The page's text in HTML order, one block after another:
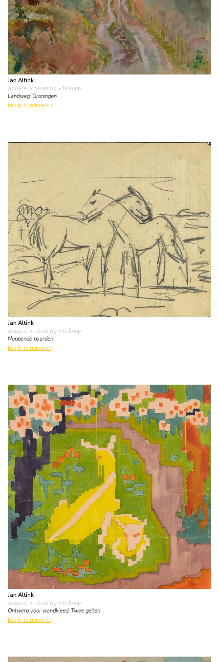
Jan Altink
aquarel • tekening • te koop
Landweg, Groningen
bekijk kunstwerk
Jan Altink
aquarel • tekening • te koop
Noppende paarden
bekijk kunstwerk
Jan Altink
aquarel • tekening • te koop
Ontwerp voor wandkleed: Twee geiten
bekijk kunstwerk